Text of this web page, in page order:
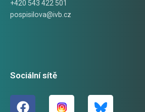
+420 543 422 501
pospisilova@ivb.cz
Sociální sítě